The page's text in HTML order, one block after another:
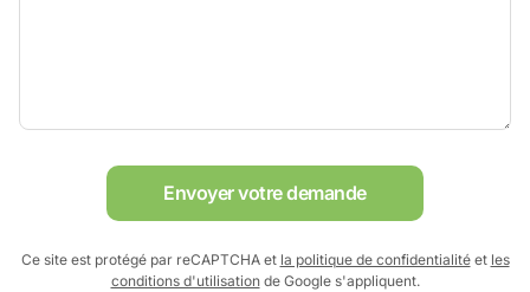
Envoyer votre demande
Ce site est protégé par reCAPTCHA et la politique de confidentialitéet les
conditions d'utilisationde Google s'appliquent.